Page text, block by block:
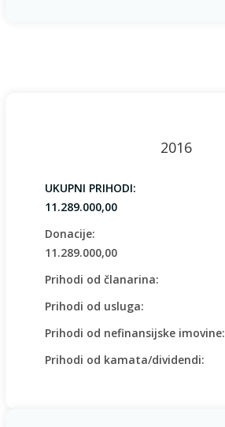
2016
UKUPNI PRIHODI:
11.289.000,00
Donacije:
11.289.000,00
Prihodi od članarina:
Prihodi od usluga:
Prihodi od nefinansijske imovine:
Prihodi od kamata/dividendi: